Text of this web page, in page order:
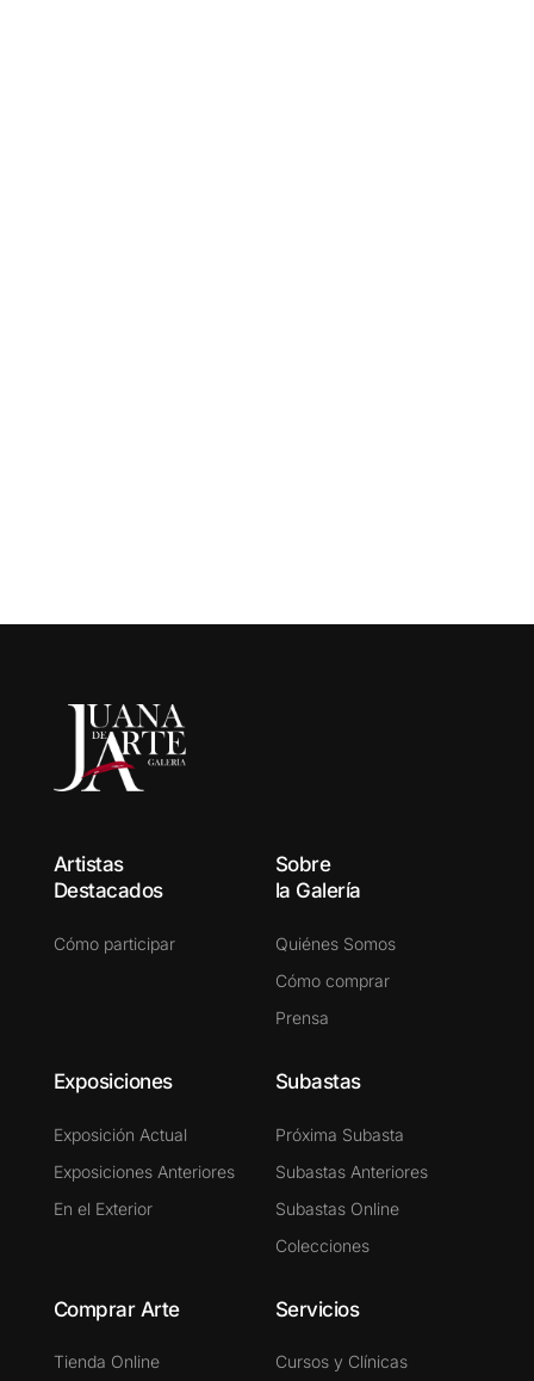
Artistas
Destacados
Cómo participar
Sobre
la Galería
Quiénes Somos
Cómo comprar
Prensa
Exposiciones
Exposición Actual
Exposiciones Anteriores
En el Exterior
Subastas
Próxima Subasta
Subastas Anteriores
Subastas Online
Colecciones
Comprar Arte
Tienda Online
Servicios
Cursos y Clínicas